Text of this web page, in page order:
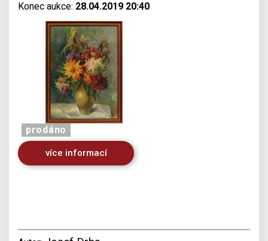
Konec aukce: 28.04.2019 20:40
prodáno
více informací